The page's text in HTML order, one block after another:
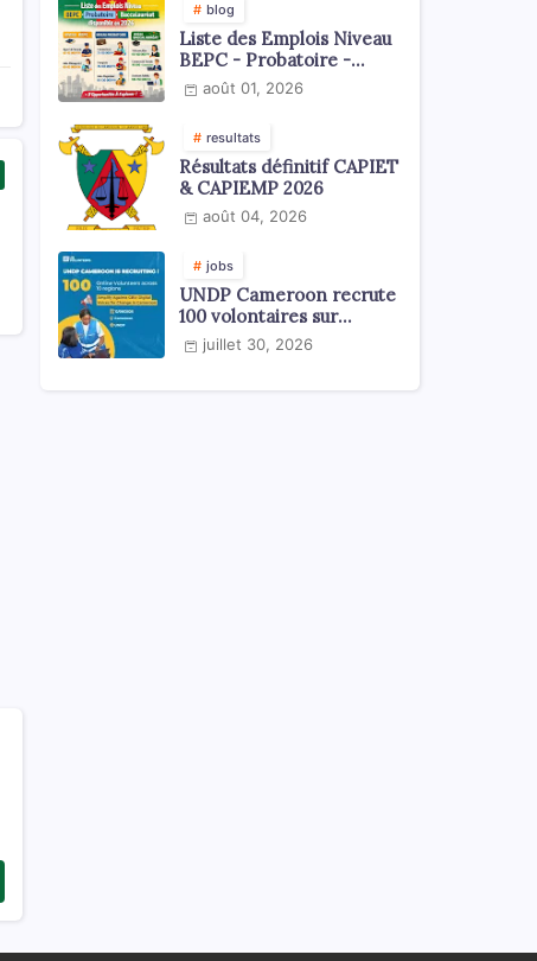
blog
Liste des Emplois Niveau
BEPC - Probatoire -
Baccalauréat dispoblible
en 2026
août 01, 2026
resultats
Résultats définitif CAPIET
& CAPIEMP 2026
août 04, 2026
jobs
UNDP Cameroon recrute
100 volontaires sur
l'échelle du territoire
national
juillet 30, 2026